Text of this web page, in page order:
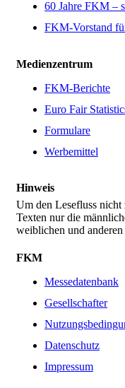
60 Jahre FKM –
FKM-Vorstand
Medienzentrum
FKM-Berichte
Euro Fair
Formulare
Werbemittel
Hinweis
Um den Lesefluss
Texten nur die
weiblichen und
FKM
Messedatenbank
Gesellschafter
Datenschutz
Impressum